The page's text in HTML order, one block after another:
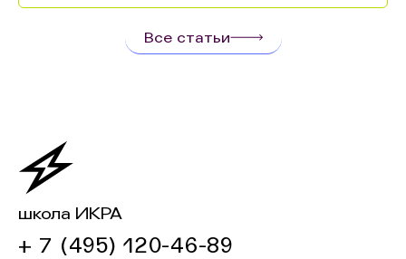
Все статьи
школа ИКРА
+ 7 (495) 120-46-89